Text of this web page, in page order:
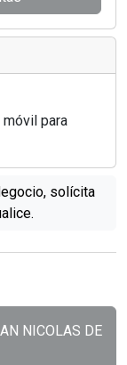
para
solícita
NICOLAS DE